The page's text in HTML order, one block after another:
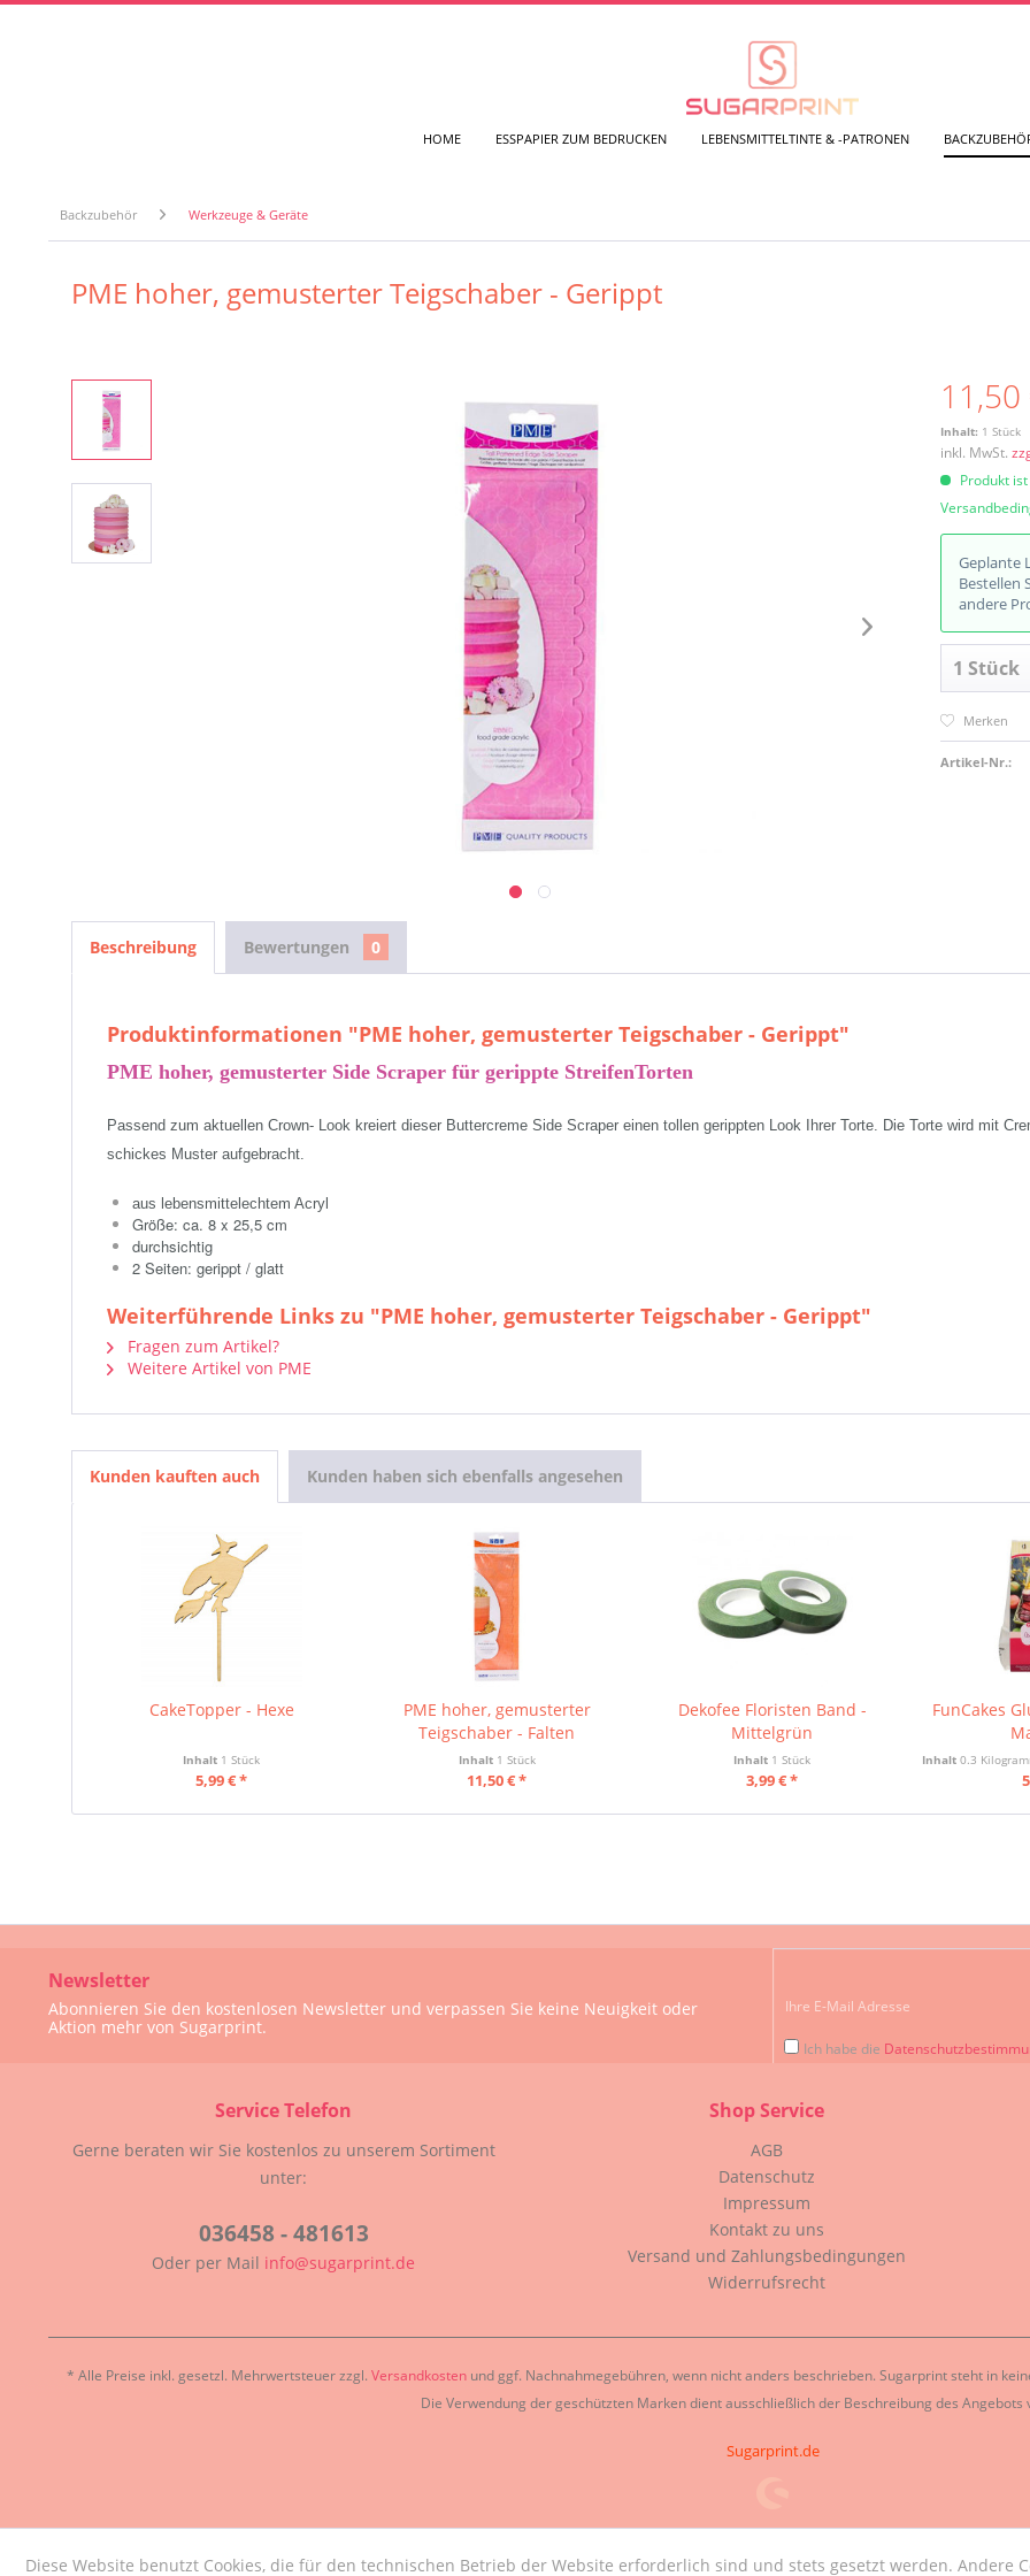
HOME ESSPAPIER ZUM BEDRUCKEN LEBENSMITTELTINTE & -PATRONEN
Backzubehör Werkzeuge & Geräte
PME hoher, gemusterter Teigschaber - Gerippt
Inhalt: 1 Stück
inkl. MwSt.
Produkt
Geplante
Bestellen
andere
Merken
Artikel-Nr.:
Beschreibung Bewertungen 0
Produktinformationen "PME hoher, gemusterter Teigschaber - Gerippt"
PME hoher, gemusterter Side Scraper für gerippte StreifenTorten
Passend zum aktuellen Crown- Look kreiert dieser Buttercreme Side Scraper einen tollen gerippten Look Ihrer Torte. Die Torte wird mit
schickes Muster aufgebracht.
aus lebensmittelechtem Acryl
Größe: ca. 8 x 25,5 cm
durchsichtig
2 Seiten: gerippt / glatt
Weiterführende Links zu "PME hoher, gemusterter Teigschaber - Gerippt"
Fragen zum Artikel?
Weitere Artikel von PME
Kunden kauften auch Kunden haben sich ebenfalls angesehen
CakeTopper - Hexe
Inhalt 1 Stück
5,99 € *
PME hoher, gemusterter
Teigschaber - Falten
Inhalt 1 Stück
11,50 € *
Dekofee Floristen Band -
Mittelgrün
Inhalt 1 Stück
3,99 € *
FunCakes
Inhalt 0.3
Service Telefon
Gerne beraten wir Sie kostenlos zu unserem Sortiment
unter:
036458 - 481613
Oder per Mail info@sugarprint.de
Shop Service
AGB
Datenschutz
Impressum
Kontakt zu uns
Versand und Zahlungsbedingungen
Widerrufsrecht
Newsletter
Abonnieren Sie den kostenlosen Newsletter und verpassen Sie keine Neuigkeit oder
Aktion mehr von Sugarprint.
Ich habe die
* Alle Preise inkl. gesetzl. Mehrwertsteuer zzgl. Versandkosten und ggf. Nachnahmegebühren, wenn nicht anders beschrieben. Sugarprint steht in
Die Verwendung der geschützten Marken dient ausschließlich der Beschreibung des Angebots
Sugarprint.de
Diese Website benutzt Cookies, die für den technischen Betrieb der Website erforderlich sind und stets gesetzt werden. Andere